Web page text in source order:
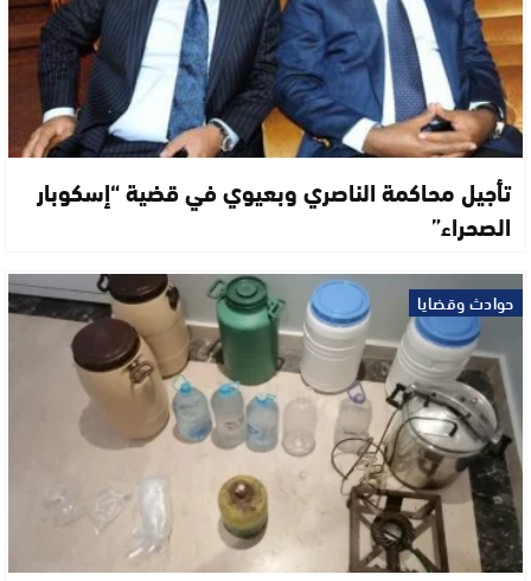
تأجيل محاكمة الناصري وبعيوي في قضية “إسكوبار
الصحراء”
حوادث وقضايا